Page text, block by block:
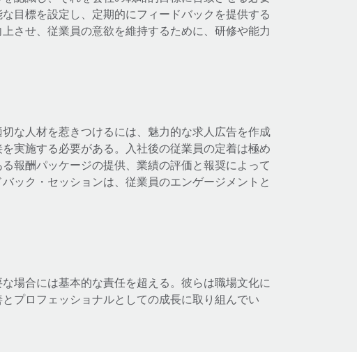
目標を設定し、定期的にフィードバックを提供する
させ、従業員の意欲を維持するために、研修や能力
な人材を惹きつけるには、魅力的な求人広告を作成
実施する必要がある。入社後の従業員の定着は極め
報酬パッケージの提供、業績の評価と報奨によって
ック・セッションは、従業員のエンゲージメントと
場合には基本的な責任を超える。彼らは職場文化に
プロフェッショナルとしての成長に取り組んでい